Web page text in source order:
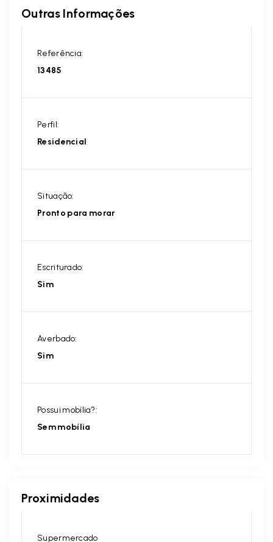
Outras Informações
Referência:
13485
Perfil:
Residencial
Situação:
Pronto para morar
Escriturado:
Sim
Averbado:
Sim
Possui mobília?:
Sem mobília
Proximidades
Supermercado